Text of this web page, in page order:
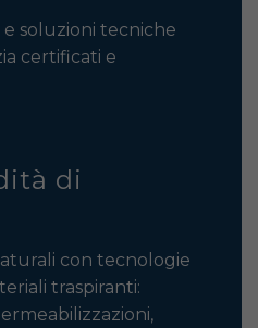
soluzioni tecniche
certificati e
di
con tecnologie
traspiranti: